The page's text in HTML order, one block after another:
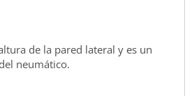
de la pared lateral y es un
neumático.